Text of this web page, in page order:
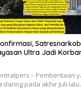
Ultra Jadi
– Pemberitaan
daring pada akhir Juli